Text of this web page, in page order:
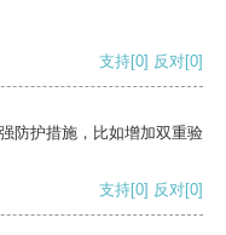
支持[0] 反对[0]
防护措施，比如增加双重验
支持[0] 反对[0]